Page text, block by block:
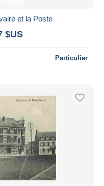
et la Poste
$US
Particulier